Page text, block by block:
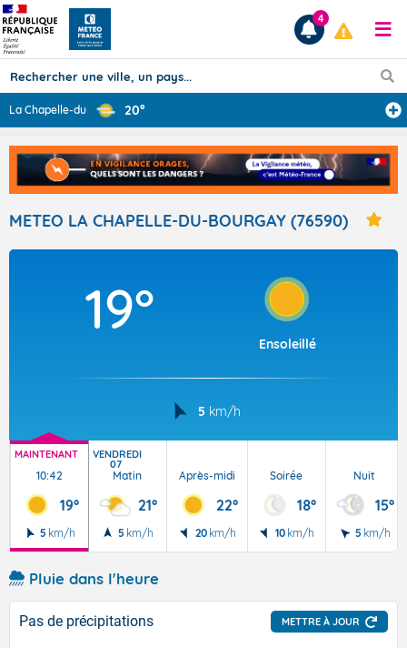
Prévisions
TOUS LES RÉSULTATS
Articles
4
La Chapelle-du- ... 20°
METEO LA CHAPELLE-DU-BOURGAY (76590)
19°
Ensoleillé
5 km/h
MAINTENANT
10:42
19°
5 km/h
VENDREDI
07
Matin
21°
5 km/h
Après-midi
22°
20 km/h
Soirée
18°
10 km/h
Nuit
15°
5 km/h
Pluie dans l'heure
Pas de précipitations METTRE À JOUR